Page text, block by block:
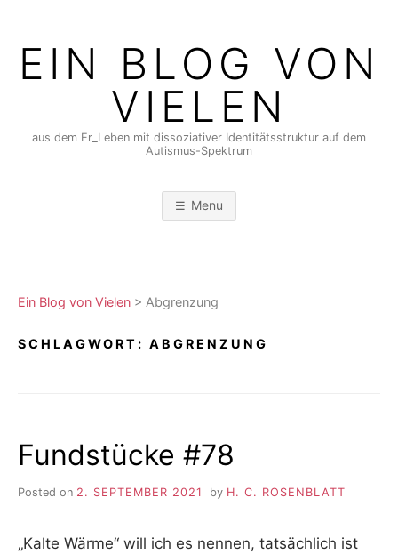
contentEIN BLOG VON
VIELEN
aus dem Er_Leben mit dissoziativer Identitätsstruktur auf dem
Autismus-Spektrum
Menu
Ein Blog von Vielen > Abgrenzung
SCHLAGWORT: ABGRENZUNG
Fundstücke #78
Posted on 2. SEPTEMBER 2021 by H. C. ROSENBLATT
„Kalte Wärme“ will ich es nennen, tatsächlich ist